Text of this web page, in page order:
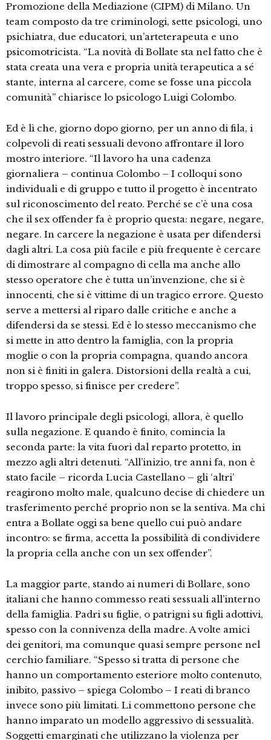
Promozione della Mediazione (CIPM) di Milano. Un
team composto da tre criminologi, sette psicologi, uno
psichiatra, due educatori, un’arteterapeuta e uno
psicomotricista. “La novità di Bollate sta nel fatto che è
stata creata una vera e propria unità terapeutica a sé
stante, interna al carcere, come se fosse una piccola
comunità” chiarisce lo psicologo Luigi Colombo.
Ed è lì che, giorno dopo giorno, per un anno di fila, i
colpevoli di reati sessuali devono affrontare il loro
mostro interiore. “Il lavoro ha una cadenza
giornaliera – continua Colombo – I colloqui sono
individuali e di gruppo e tutto il progetto è incentrato
sul riconoscimento del reato. Perché se c’è una cosa
che il sex offender fa è proprio questa: negare, negare,
negare. In carcere la negazione è usata per difendersi
dagli altri. La cosa più facile e più frequente è cercare
di dimostrare al compagno di cella ma anche allo
stesso operatore che è tutta un’invenzione, che si è
innocenti, che si è vittime di un tragico errore. Questo
serve a mettersi al riparo dalle critiche e anche a
difendersi da se stessi. Ed è lo stesso meccanismo che
si mette in atto dentro la famiglia, con la propria
moglie o con la propria compagna, quando ancora
non si è finiti in galera. Distorsioni della realtà a cui,
troppo spesso, si finisce per credere”.
Il lavoro principale degli psicologi, allora, è quello
sulla negazione. E quando è finito, comincia la
seconda parte: la vita fuori dal reparto protetto, in
mezzo agli altri detenuti. “All’inizio, tre anni fa, non è
stato facile – ricorda Lucia Castellano – gli ‘altri’
reagirono molto male, qualcuno decise di chiedere un
trasferimento perché proprio non se la sentiva. Ma chi
entra a Bollate oggi sa bene quello cui può andare
incontro: se firma, accetta la possibilità di condividere
la propria cella anche con un sex offender”.
La maggior parte, stando ai numeri di Bollare, sono
italiani che hanno commesso reati sessuali all’interno
della famiglia. Padri su figlie, o patrigni su figli adottivi,
spesso con la connivenza della madre. A volte amici
dei genitori, ma comunque quasi sempre persone nel
cerchio familiare. “Spesso si tratta di persone che
hanno un comportamento esteriore molto contenuto,
inibito, passivo – spiega Colombo – I reati di branco
invece sono più limitati. Li commettono persone che
hanno imparato un modello aggressivo di sessualità.
Soggetti emarginati che utilizzano la violenza per